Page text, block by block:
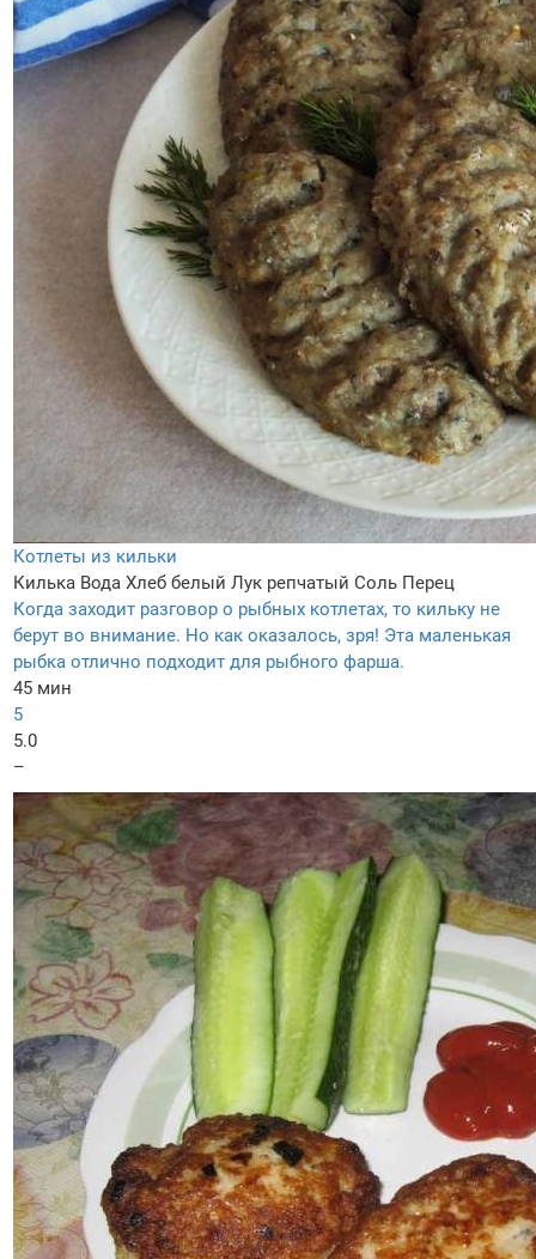
Котлеты из кильки
Килька Вода Хлеб белый Лук репчатый Соль Перец
Когда заходит разговор о рыбных котлетах, то кильку не
берут во внимание. Но как оказалось, зря! Эта маленькая
рыбка отлично подходит для рыбного фарша.
45 мин
5
5.0
–